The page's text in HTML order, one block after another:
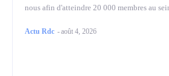
nous afin d'atteindre 20 000 membres au
Actu Rdc -août 4, 2026